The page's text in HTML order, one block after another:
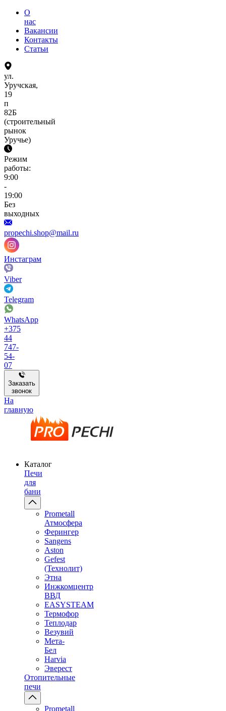
О
нас
Вакансии
Контакты
Статьи
ул.
Уручская,
19
п
82Б
(строительный
рынок
Уручье)
Режим
работы:
9:00
-
19:00
Без
выходных
propechi.shop@mail.ru
Инстаграм
Viber
Telegram
WhatsApp
+375
44
747-
54-
07
Заказать
звонок
На
главную
Каталог
Печи
для
бани
Prometall
Атмосфера
Ферингер
Sangens
Aston
Gefest
(Технолит)
Этна
Инжкомцентр
ВВД
EASYSTEAM
Термофор
Теплодар
Везувий
Мета-
Бел
Harvia
Эверест
Отопительные
печи
Prometall